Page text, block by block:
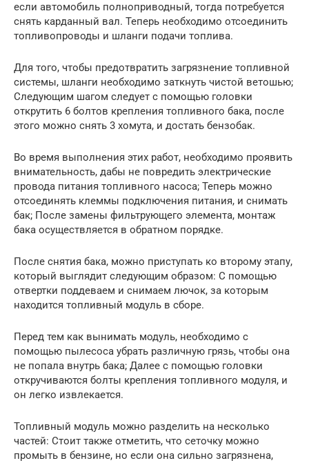
если автомобиль полноприводный, тогда потребуется
снять карданный вал. Теперь необходимо отсоединить
топливопроводы и шланги подачи топлива.
Для того, чтобы предотвратить загрязнение топливной
системы, шланги необходимо заткнуть чистой ветошью;
Следующим шагом следует с помощью головки
открутить 6 болтов крепления топливного бака, после
этого можно снять 3 хомута, и достать бензобак.
Во время выполнения этих работ, необходимо проявить
внимательность, дабы не повредить электрические
провода питания топливного насоса; Теперь можно
отсоединять клеммы подключения питания, и снимать
бак; После замены фильтрующего элемента, монтаж
бака осуществляется в обратном порядке.
После снятия бака, можно приступать ко второму этапу,
который выглядит следующим образом: С помощью
отвертки поддеваем и снимаем лючок, за которым
находится топливный модуль в сборе.
Перед тем как вынимать модуль, необходимо с
помощью пылесоса убрать различную грязь, чтобы она
не попала внутрь бака; Далее с помощью головки
откручиваются болты крепления топливного модуля, и
он легко извлекается.
Топливный модуль можно разделить на несколько
частей: Стоит также отметить, что сеточку можно
промыть в бензине, но если она сильно загрязнена,